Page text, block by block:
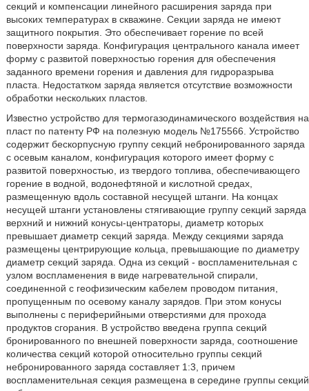
секций и компенсации линейного расширения заряда при
высоких температурах в скважине. Секции заряда не имеют
защитного покрытия. Это обеспечивает горение по всей
поверхности заряда. Конфигурация центрального канала имеет
форму с развитой поверхностью горения для обеспечения
заданного времени горения и давления для гидроразрыва
пласта. Недостатком заряда является отсутствие возможности
обработки нескольких пластов.
Известно устройство для термогазодинамического воздействия на
пласт по патенту РФ на полезную модель №175566. Устройство
содержит бескорпусную группу секций небронированного заряда
с осевым каналом, конфигурация которого имеет форму с
развитой поверхностью, из твердого топлива, обеспечивающего
горение в водной, водонефтяной и кислотной средах,
размещенную вдоль составной несущей штанги. На концах
несущей штанги установлены стягивающие группу секций заряда
верхний и нижний конусы-центраторы, диаметр которых
превышает диаметр секций заряда. Между секциями заряда
размещены центрирующие кольца, превышающие по диаметру
диаметр секций заряда. Одна из секций - воспламенительная с
узлом воспламенения в виде нагревательной спирали,
соединенной с геофизическим кабелем проводом питания,
пропущенным по осевому каналу зарядов. При этом конусы
выполнены с периферийными отверстиями для прохода
продуктов сгорания. В устройство введена группа секций
бронированного по внешней поверхности заряда, соотношение
количества секций которой относительно группы секций
небронированного заряда составляет 1:3, причем
воспламенительная секция размещена в середине группы секций